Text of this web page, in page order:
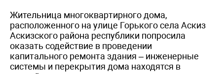
Жительница многоквартирного дома,
расположенного на улице Горького села Аскиз
Аскизского района республики попросила
оказать содействие в проведении
капитального ремонта здания – инженерные
системы и перекрытия дома находятся в